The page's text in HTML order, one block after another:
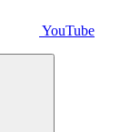
YouTube